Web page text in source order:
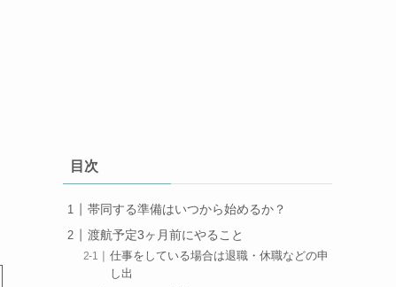
目次
帯同する準備はいつから始めるか？
渡航予定3ヶ月前にやること
仕事をしている場合は退職・休職などの申
し出